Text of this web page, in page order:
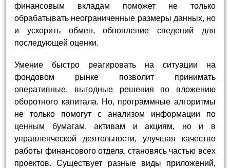
финансовым вкладам поможет не только
обрабатывать неограниченные размеры данных, но
и ускорить обмен, обновление сведений для
последующей оценки.
Умение быстро реагировать на ситуации на
фондовом рынке позволит принимать
оперативные, выгодные решения по вложению
оборотного капитала. Но, программные алгоритмы
не только помогут с анализом информации по
ценным бумагам, активам и акциям, но и в
управленческой деятельности, улучшая качество
работы финансового отдела, становясь частью всех
проектов. Существует разные виды приложений,